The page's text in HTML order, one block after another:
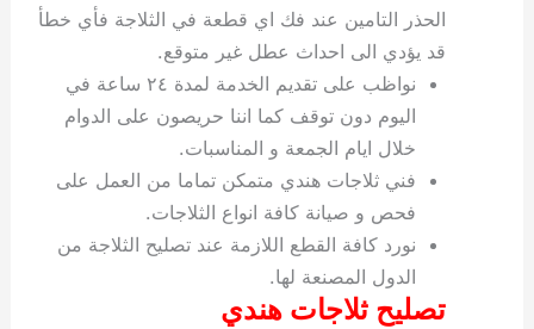
الحذر التامين عند فك اي قطعة في الثلاجة فأي خطأ
قد يؤدي الى احداث عطل غير متوقع.
نواظب على تقديم الخدمة لمدة ٢٤ ساعة في
اليوم دون توقف كما اننا حريصون على الدوام
خلال ايام الجمعة و المناسبات.
فني ثلاجات هندي متمكن تماما من العمل على
فحص و صيانة كافة انواع الثلاجات.
نورد كافة القطع اللازمة عند تصليح الثلاجة من
الدول المصنعة لها.
تصليح ثلاجات هندي